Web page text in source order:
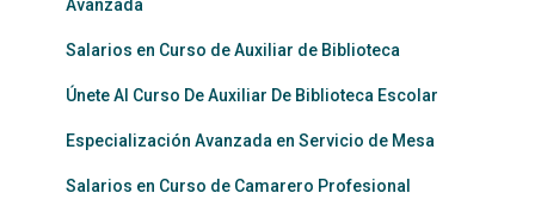
Avanzada
Salarios en Curso de Auxiliar de Biblioteca
Únete Al Curso De Auxiliar De Biblioteca Escolar
Especialización Avanzada en Servicio de Mesa
Salarios en Curso de Camarero Profesional